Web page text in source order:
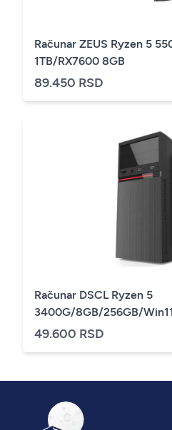
Računar ZEUS Ryzen 5
1TB/RX7600 8GB
89.450 RSD
Računar DSCL Ryzen 5
3400G/8GB/256GB/
49.600 RSD